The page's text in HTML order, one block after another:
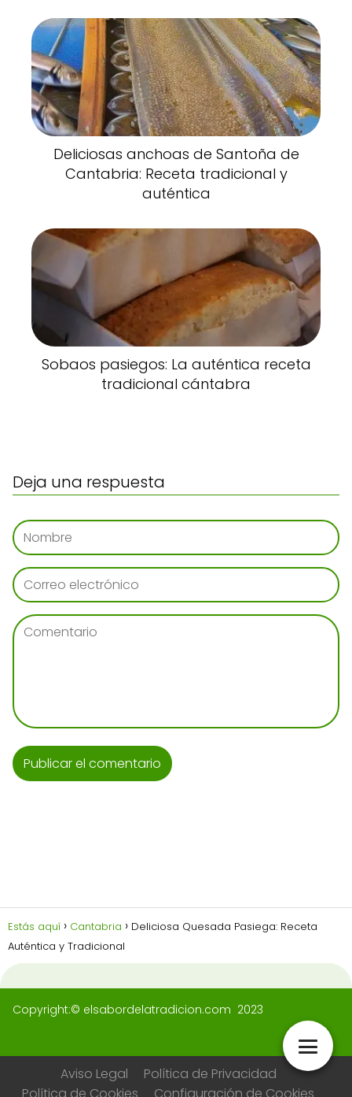
Deliciosas anchoas de Santoña de
Cantabria: Receta tradicional y
auténtica
Sobaos pasiegos: La auténtica receta
tradicional cántabra
Deja una respuesta
Estás aquí Cantabria
Deliciosa Quesada Pasiega: Receta
Auténtica y Tradicional
Copyright:© elsabordelatradicion.com 2023
Aviso Legal
Política de Privacidad